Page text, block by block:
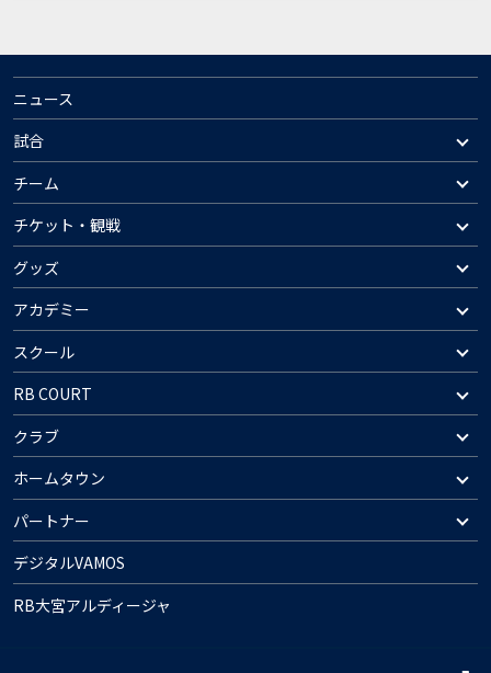
ニュース
試合
チーム
チケット・観戦
グッズ
アカデミー
スクール
RB COURT
クラブ
ホームタウン
パートナー
デジタルVAMOS
RB大宮アルディージャ